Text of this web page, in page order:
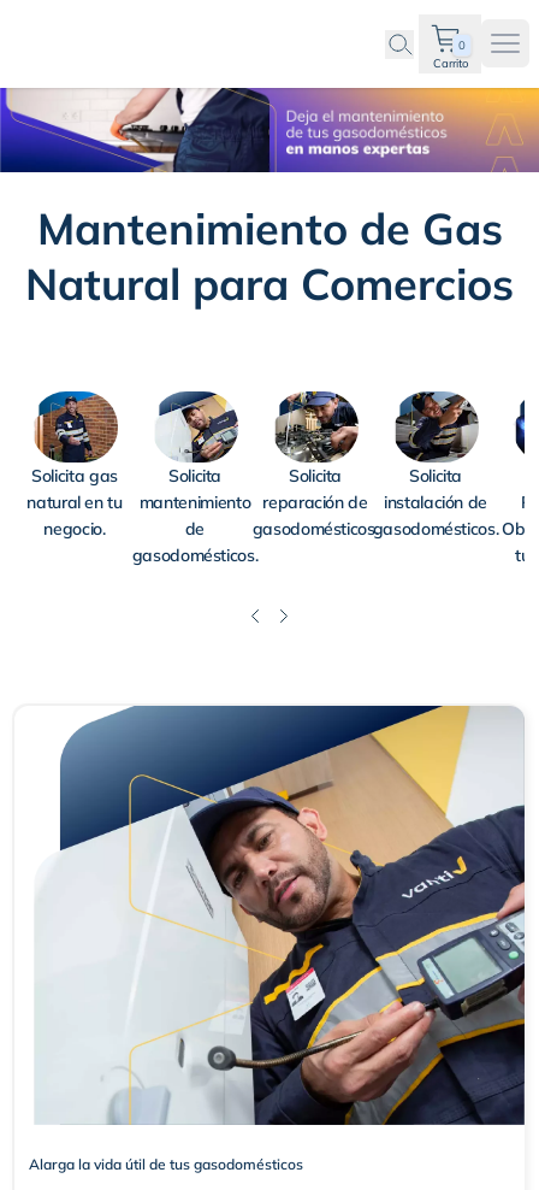
0
Carrito
Mantenimiento de Gas
Natural para Comercios
Solicita gas
natural en tu
negocio.
Solicita
mantenimiento
de
gasodomésticos.
Solicita
reparación de
gasodomésticos.
Solicita
instalación de
gasodomésticos.
tu
Alarga la vida útil de tus gasodomésticos